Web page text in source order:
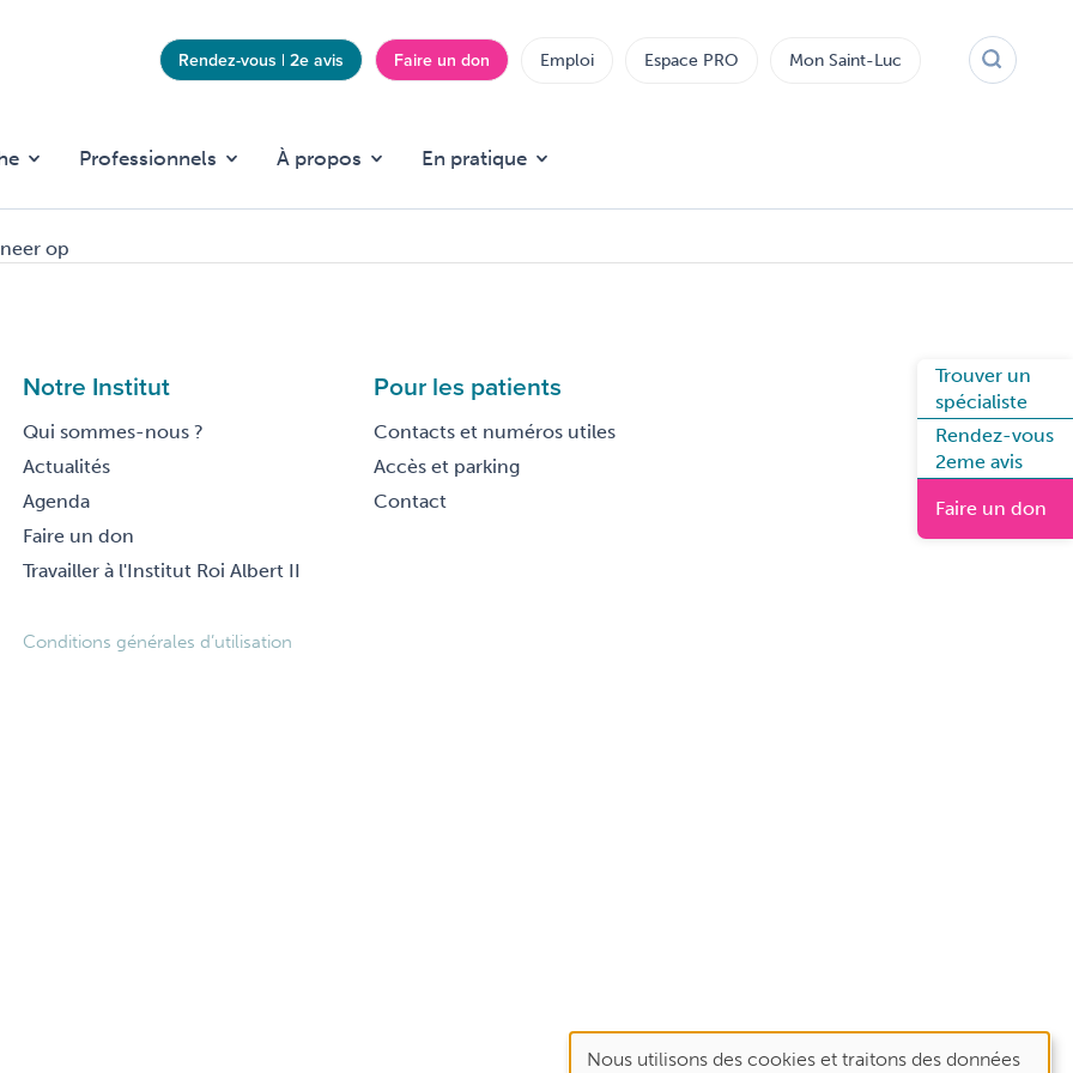
TopRendez-vous | 2e avis Faire un don Emploi Espace PRO Mon Saint-Luc
Professionnels À propos En pratique
Trouver un
spécialiste
Rendez-vous
2eme avis
Faire un don
op
Notre Institut
Qui sommes-nous ?
Actualités
Agenda
Faire un don
Travailler à l'Institut Roi Albert II
Pour les patients
Contacts et numéros utiles
Accès et parking
Contact
Footer
Conditions générales d’utilisation
Nous utilisons des cookies et traitons des données